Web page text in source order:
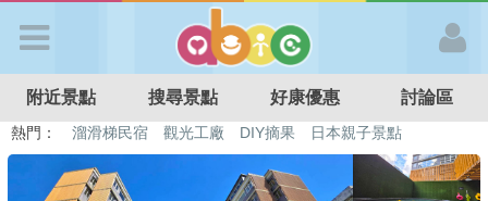
APP登入
首 頁
附近景點 搜尋景點 好康優惠 討論區
熱門： 溜滑梯民宿 觀光工廠 DIY摘果
日本親子景點
特色遊戲場
親子住房優惠 台北親子餐廳 溫泉泡湯SPA